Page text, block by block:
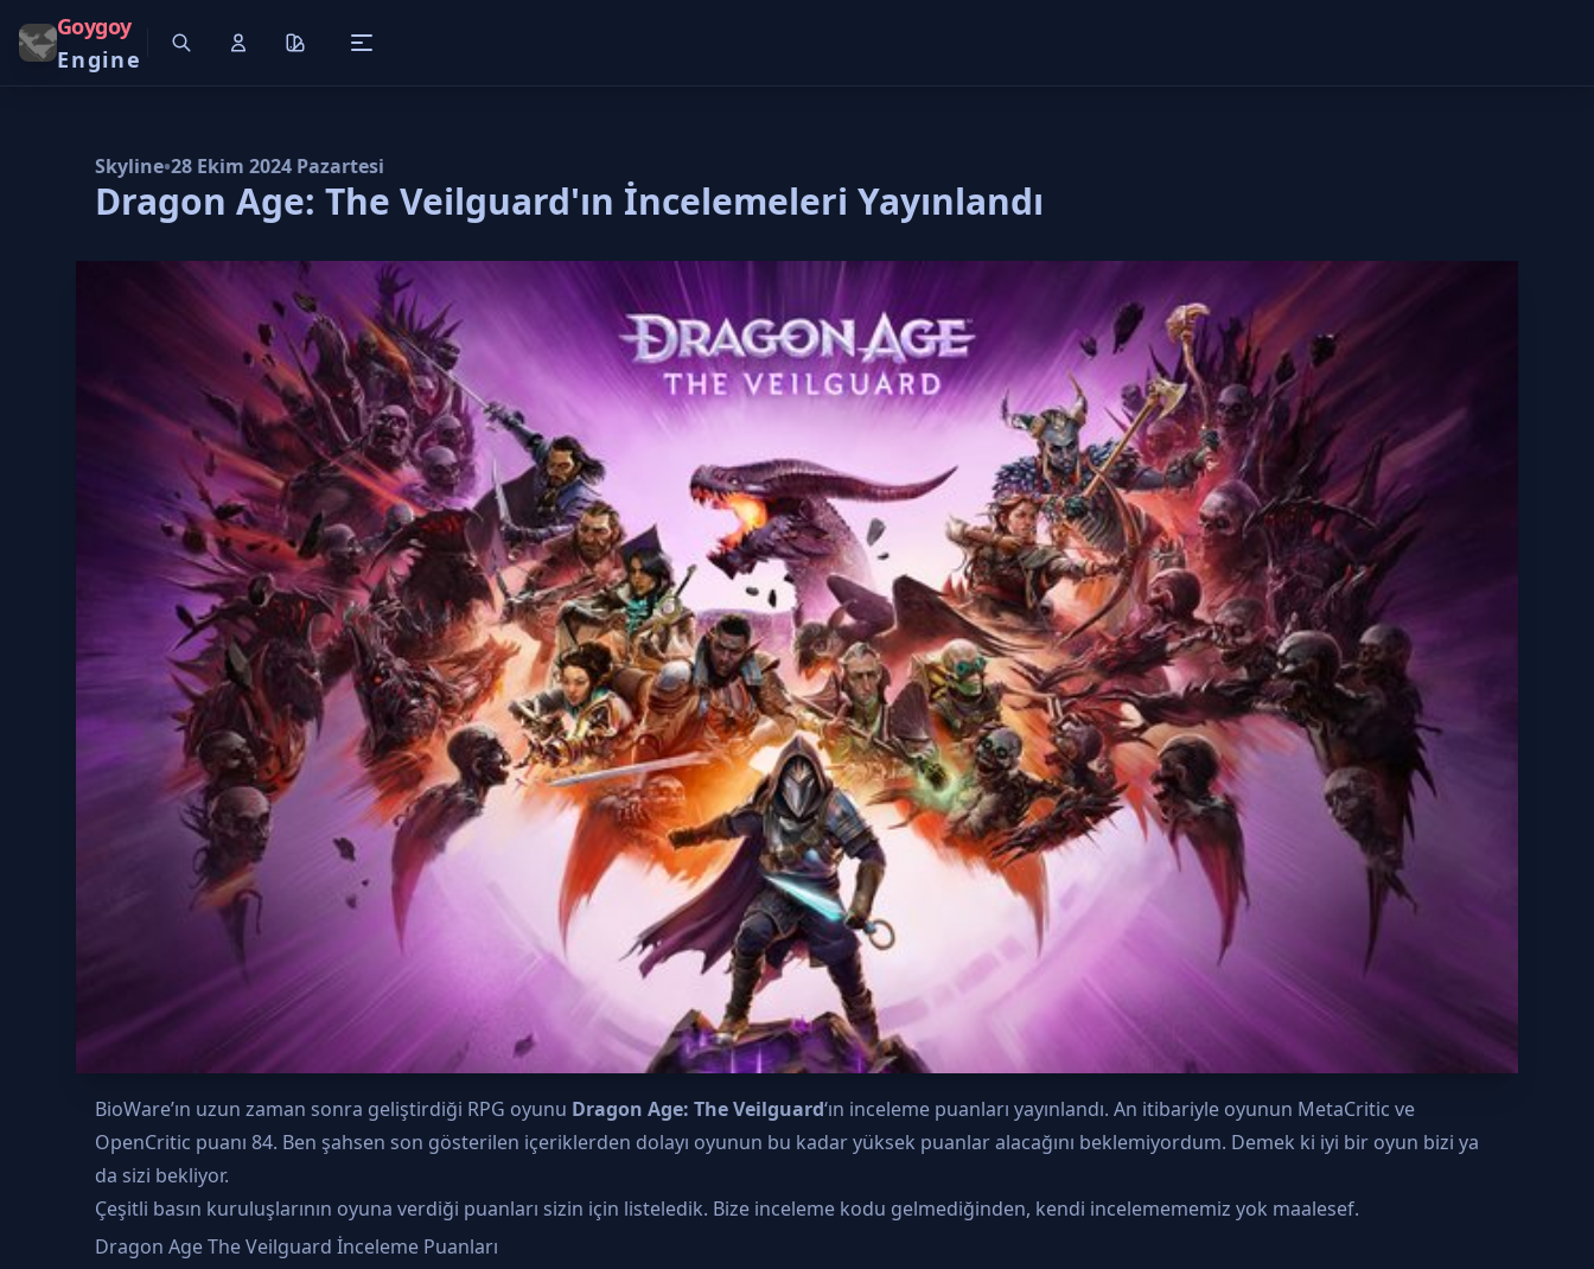
Goygoy
Engine
Skyline•28 Ekim 2024 Pazartesi
Dragon Age: The Veilguard'ın İncelemeleri Yayınlandı
BioWare’ın uzun zaman sonra geliştirdiği RPG oyunu Dragon Age: The Veilguard‘ın inceleme puanları yayınlandı. An itibariyle oyunun MetaCritic ve
OpenCritic puanı 84. Ben şahsen son gösterilen içeriklerden dolayı oyunun bu kadar yüksek puanlar alacağını beklemiyordum. Demek ki iyi bir oyun bizi ya
da sizi bekliyor.
Çeşitli basın kuruluşlarının oyuna verdiği puanları sizin için listeledik. Bize inceleme kodu gelmediğinden, kendi incelemememiz yok maalesef.
Dragon Age The Veilguard İnceleme Puanları